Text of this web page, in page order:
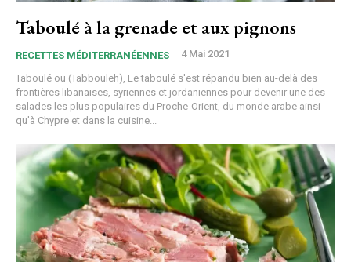
Taboulé à la grenade et aux pignons
RECETTES MÉDITERRANÉENNES 4 Mai 2021
Taboulé ou (Tabbouleh), Le taboulé s'est répandu bien au-delà des
frontières libanaises, syriennes et jordaniennes pour devenir une des
salades les plus populaires du Proche-Orient, du monde arabe ainsi
qu'à Chypre et dans la cuisine...